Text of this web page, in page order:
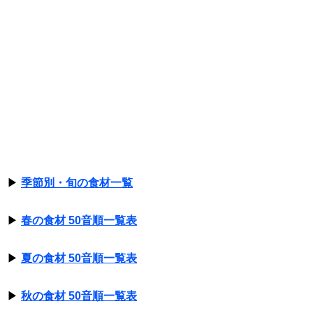
▶ 季節別・旬の食材一覧
▶ 春の食材 50音順一覧表
▶ 夏の食材 50音順一覧表
▶ 秋の食材 50音順一覧表